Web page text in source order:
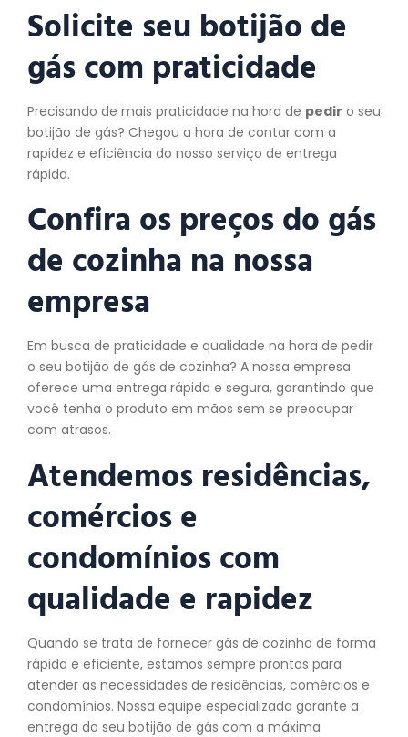
Solicite seu botijão de
gás com praticidade
Precisando de mais praticidade na hora de pedir o seu
botijão de gás? Chegou a hora de contar com a
rapidez e eficiência do nosso serviço de entrega
rápida.
Confira os preços do gás
de cozinha na nossa
empresa
Em busca de praticidade e qualidade na hora de pedir
o seu botijão de gás de cozinha? A nossa empresa
oferece uma entrega rápida e segura, garantindo que
você tenha o produto em mãos sem se preocupar
com atrasos.
Atendemos residências,
comércios e
condomínios com
qualidade e rapidez
Quando se trata de fornecer gás de cozinha de forma
rápida e eficiente, estamos sempre prontos para
atender as necessidades de residências, comércios e
condomínios. Nossa equipe especializada garante a
entrega do seu botijão de gás com a máxima